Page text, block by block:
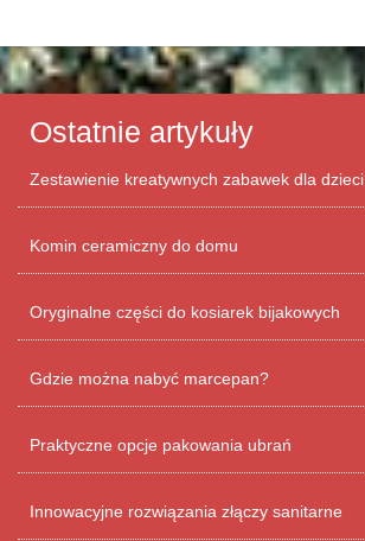
Ostatnie artykuły
Zestawienie kreatywnych zabawek dla dzieci.
Komin ceramiczny do domu
Oryginalne części do kosiarek bijakowych
Gdzie można nabyć marcepan?
Praktyczne opcje pakowania ubrań
Innowacyjne rozwiązania złączy sanitarne